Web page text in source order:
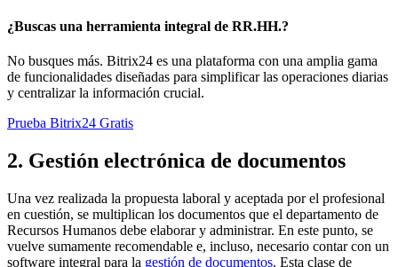
¿Buscas una herramienta integral de RR.HH.?
No busques más. Bitrix24 es una plataforma con una amplia gama
de funcionalidades diseñadas para simplificar las operaciones diarias
y centralizar la información crucial.
Prueba Bitrix24 Gratis
2. Gestión electrónica de documentos
Una vez realizada la propuesta laboral y aceptada por el profesional
en cuestión, se multiplican los documentos que el departamento de
Recursos Humanos debe elaborar y administrar. En este punto, se
vuelve sumamente recomendable e, incluso, necesario contar con un
software integral para la gestión de documentos. Esta clase de